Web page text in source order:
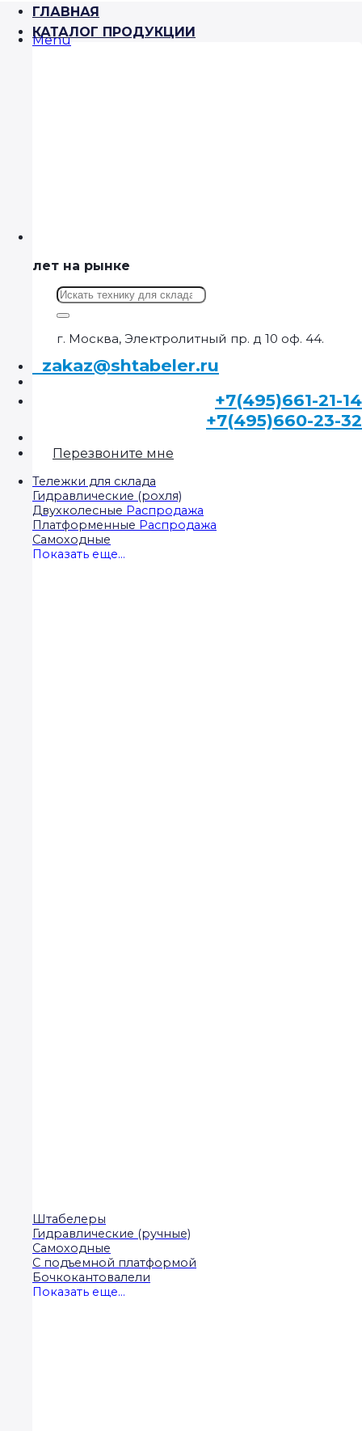
Menu
лет на рынке
Искать:
г. Москва, Электролитный пр. д 10 оф. 44.
zakaz@shtabeler.ru
+7(495)661-21-14
+7(495)660-23-32
Перезвоните мне
ГЛАВНАЯ
КАТАЛОГ ПРОДУКЦИИ
Тележки для склада
Гидравлические (рохля)
Двухколесные
Платформенные
Самоходные
Показать еще...
Штабелеры
Гидравлические (ручные)
Самоходные
С подъемной платформой
Бочкокантовалели
Показать еще...